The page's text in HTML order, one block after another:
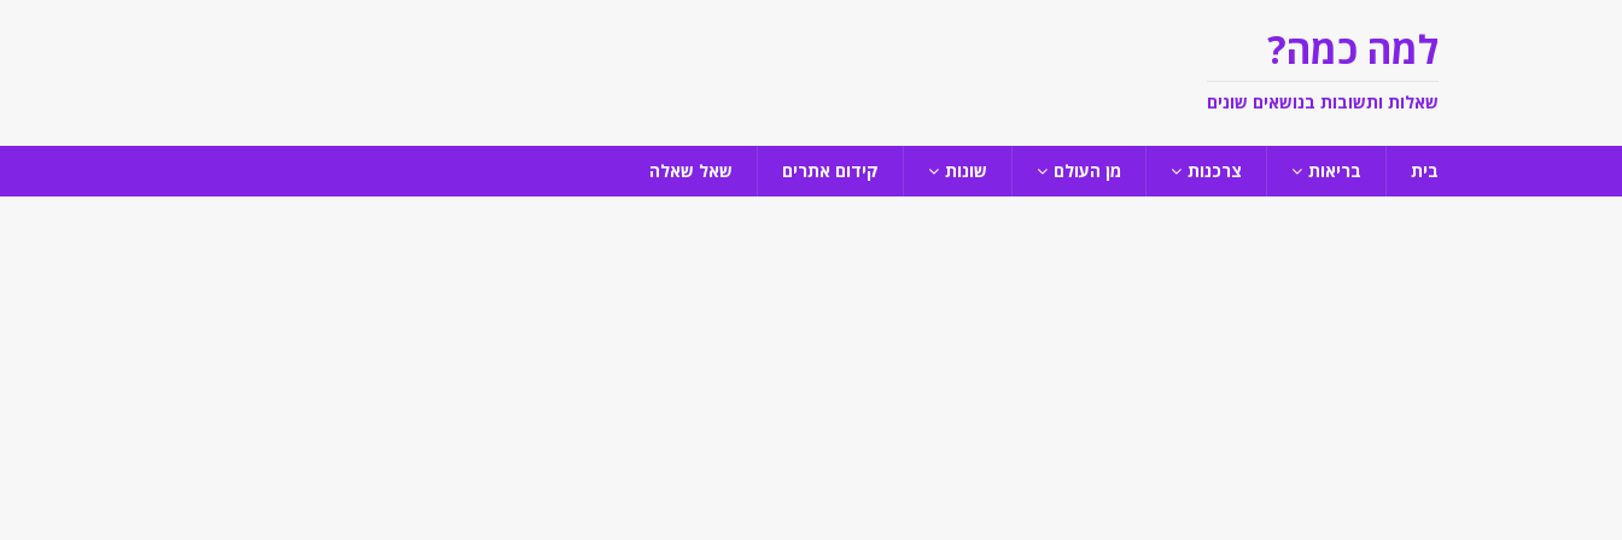
למה כמה?
שאלות ותשובות בנושאים שונים
בית בריאות צרכנות מן העולם שונות קידום אתרים שאל שאלה